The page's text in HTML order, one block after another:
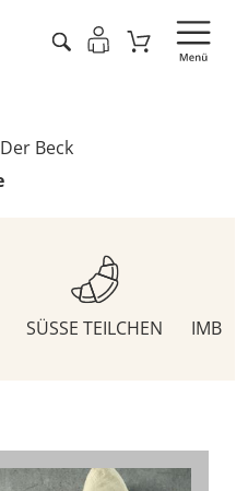
Der Beck
SÜSSE TEILCHEN